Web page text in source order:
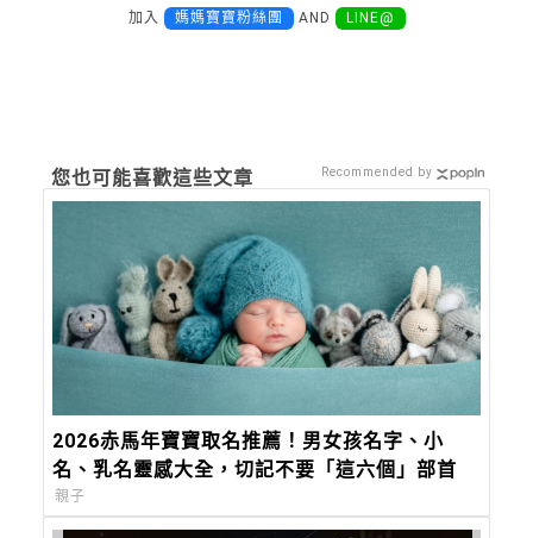
加入 媽媽寶寶粉絲團 AND LINE@
您也可能喜歡這些文章
2026赤馬年寶寶取名推薦！男女孩名字、小
名、乳名靈感大全，切記不要「這六個」部首
親子
Recommended by